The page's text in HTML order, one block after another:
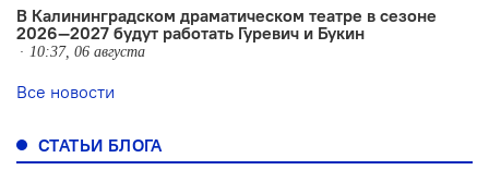
В Калининградском драматическом театре в сезоне
2026—2027 будут работать Гуревич и Букин
10:37, 06 августа
Все новости
СТАТЬИ БЛОГА